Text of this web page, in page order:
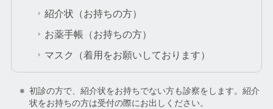
紹介状（お持ちの方）
お薬手帳（お持ちの方）
マスク（着用をお願いしております）
初診の方で、紹介状をお持ちでない方も診察をします。紹介
状をお持ちの方は受付の際にお出しください。